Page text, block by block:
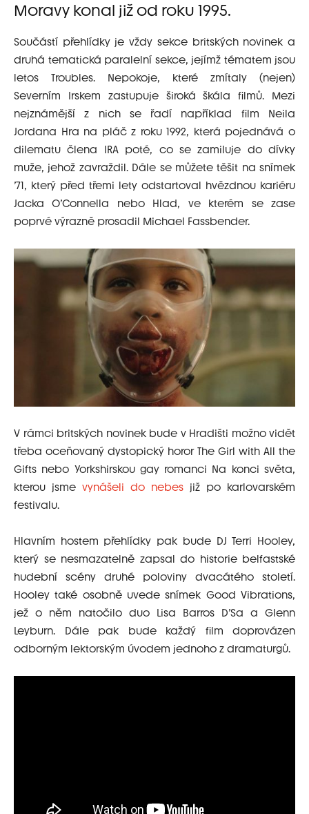
Moravy konal již od roku 1995.
Součástí přehlídky je vždy sekce britských novinek a
druhá tematická paralelní sekce, jejímž tématem jsou
letos Troubles. Nepokoje, které zmítaly (nejen)
Severním Irskem zastupuje široká škála filmů. Mezi
nejznámější z nich se řadí například film Neila
Jordana Hra na pláč z roku 1992, která pojednává o
dilematu člena IRA poté, co se zamiluje do dívky
muže, jehož zavraždil. Dále se můžete těšit na snímek
’71, který před třemi lety odstartoval hvězdnou kariéru
Jacka O’Connella nebo Hlad, ve kterém se zase
poprvé výrazně prosadil Michael Fassbender.
V rámci britských novinek bude v Hradišti možno vidět
třeba oceňovaný dystopický horor The Girl with All the
Gifts nebo Yorkshirskou gay romanci Na konci světa,
kterou jsme vynášeli do nebes již po karlovarském
festivalu.
Hlavním hostem přehlídky pak bude DJ Terri Hooley,
který se nesmazatelně zapsal do historie belfastské
hudební scény druhé poloviny dvacátého století.
Hooley také osobně uvede snímek Good Vibrations,
jež o něm natočilo duo Lisa Barros D’Sa a Glenn
Leyburn. Dále pak bude každý film doprovázen
odborným lektorským úvodem jednoho z dramaturgů.